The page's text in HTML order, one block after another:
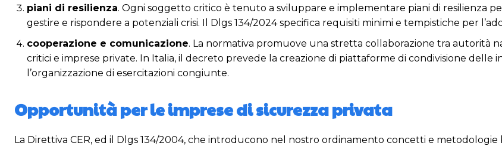
piani di resilienza. Ogni soggetto critico è tenuto a sviluppare e implementare piani di resilienza
gestire e rispondere a potenziali crisi. Il Dlgs 134/2024 specifica requisiti minimi e tempistiche per
cooperazione e comunicazione. La normativa promuove una stretta collaborazione tra autorità
critici e imprese private. In Italia, il decreto prevede la creazione di piattaforme di condivisione delle
l’organizzazione di esercitazioni congiunte.
Opportunità per le imprese di sicurezza privata
La Direttiva CER, ed il Dlgs 134/2004, che introducono nel nostro ordinamento concetti e metodologie